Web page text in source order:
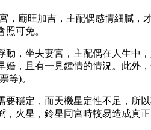
，廟旺加吉，主配偶感情細膩，
照可免。
動，坐夫妻宮，主配偶在人生中
婚，且有一見鍾情的情況。此外
等)。
要穩定，而天機星定性不足，所
，火星，鈴星同宮時較易造成真正